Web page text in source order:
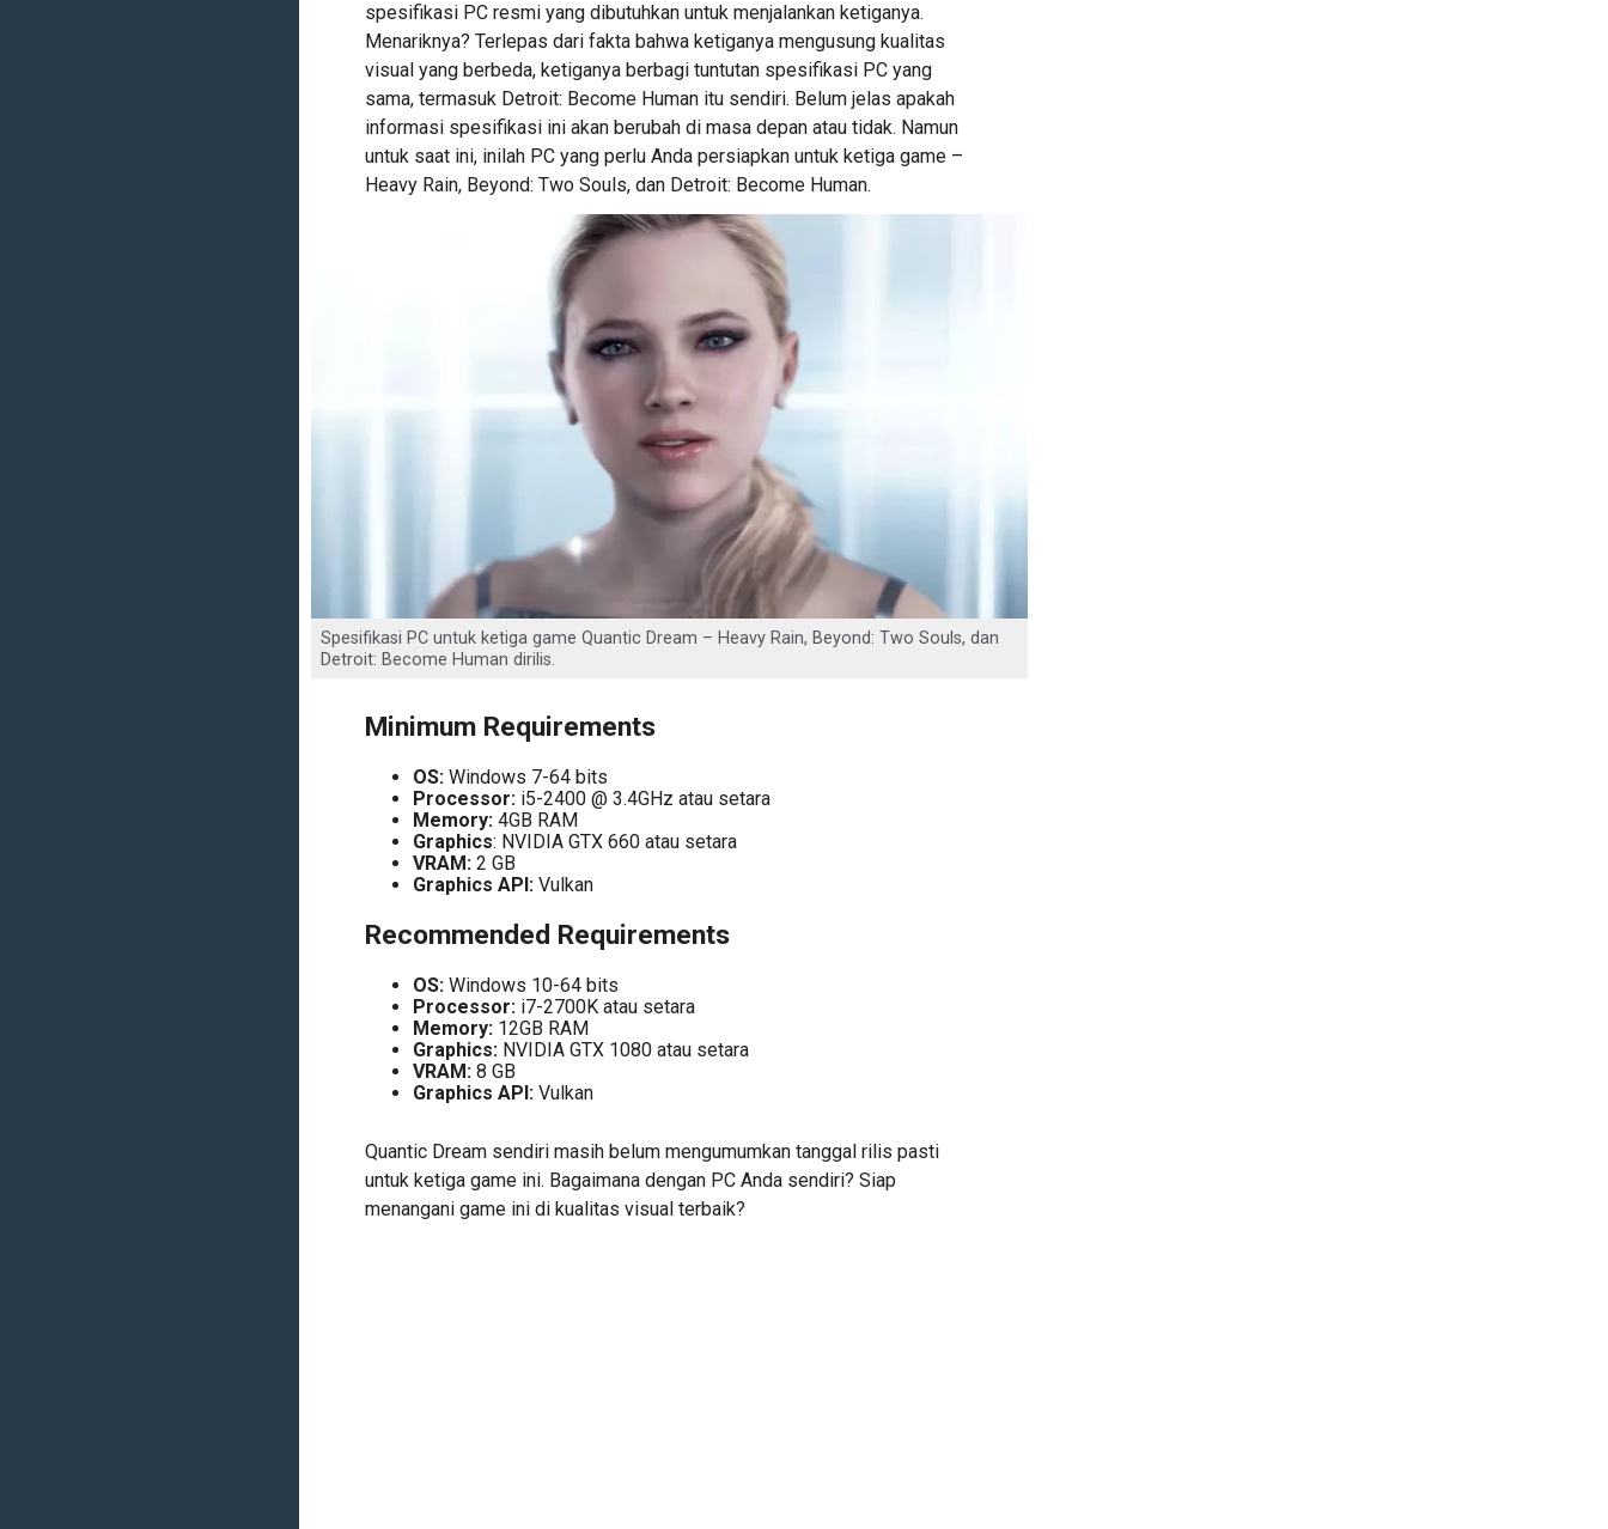
spesifikasi PC resmi yang dibutuhkan untuk menjalankan ketiganya.
Menariknya? Terlepas dari fakta bahwa ketiganya mengusung kualitas
visual yang berbeda, ketiganya berbagi tuntutan spesifikasi PC yang
sama, termasuk Detroit: Become Human itu sendiri. Belum jelas apakah
informasi spesifikasi ini akan berubah di masa depan atau tidak. Namun
untuk saat ini, inilah PC yang perlu Anda persiapkan untuk ketiga game –
Heavy Rain, Beyond: Two Souls, dan Detroit: Become Human.
Spesifikasi PC untuk ketiga game Quantic Dream – Heavy Rain, Beyond: Two Souls, dan
Detroit: Become Human dirilis.
Minimum Requirements
OS:Windows 7-64 bits
Processor:i5-2400 @ 3.4GHz atau setara
Memory:4GB RAM
Graphics: NVIDIA GTX 660 atau setara
VRAM:2 GB
Graphics API:Vulkan
Recommended Requirements
OS:Windows 10-64 bits
Processor:i7-2700K atau setara
Memory:12GB RAM
Graphics:NVIDIA GTX 1080 atau setara
VRAM:8 GB
Graphics API:Vulkan
Quantic Dream sendiri masih belum mengumumkan tanggal rilis pasti
untuk ketiga game ini. Bagaimana dengan PC Anda sendiri? Siap
menangani game ini di kualitas visual terbaik?